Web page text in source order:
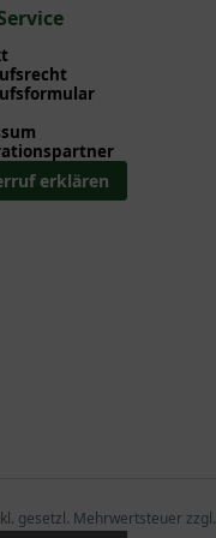
erklären
gesetzl. Mehrwertsteuer zzgl.